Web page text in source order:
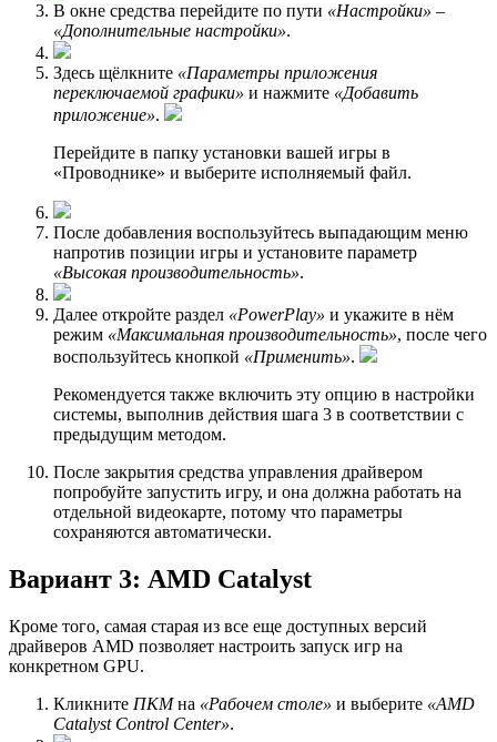
В окне средства перейдите по пути «Настройки» –
«Дополнительные настройки».
Здесь щёлкните «Параметры приложения
переключаемой графики» и нажмите «Добавить
приложение».
Перейдите в папку установки вашей игры в
«Проводнике» и выберите исполняемый файл.
После добавления воспользуйтесь выпадающим меню
напротив позиции игры и установите параметр
«Высокая производительность».
Далее откройте раздел «PowerPlay» и укажите в нём
режим «Максимальная производительность», после чего
воспользуйтесь кнопкой «Применить».
Рекомендуется также включить эту опцию в настройки
системы, выполнив действия шага 3 в соответствии с
предыдущим методом.
После закрытия средства управления драйвером
попробуйте запустить игру, и она должна работать на
отдельной видеокарте, потому что параметры
сохраняются автоматически.
Вариант 3: AMD Catalyst
Кроме того, самая старая из все еще доступных версий
драйверов AMD позволяет настроить запуск игр на
конкретном GPU.
Кликните ПКМна «Рабочем столе» и выберите «AMD
Catalyst Control Center».